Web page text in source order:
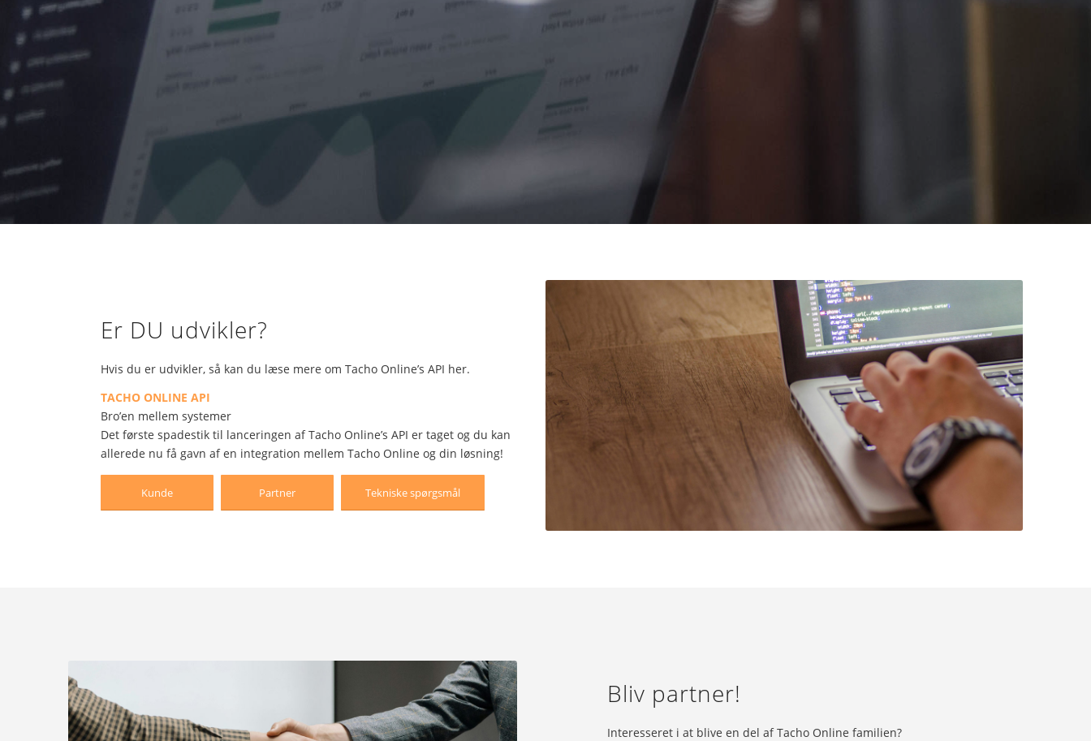
Er DU udvikler?
Hvis du er udvikler, så kan du læse mere om Tacho Online’s API her.
TACHO ONLINE API
Bro’en mellem systemer
Det første spadestik til lanceringen af Tacho Online’s API er taget og du kan
allerede nu få gavn af en integration mellem Tacho Online og din løsning!
Kunde Partner Tekniske spørgsmål
Bliv partner!
Interesseret i at blive en del af Tacho Online familien?